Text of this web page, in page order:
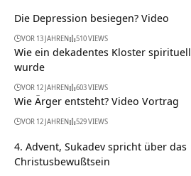
Die Depression besiegen? Video
VOR 13 JAHREN 510 VIEWS
Wie ein dekadentes Kloster spirituell
wurde
VOR 12 JAHREN 603 VIEWS
Wie Ärger entsteht? Video Vortrag
VOR 12 JAHREN 529 VIEWS
4. Advent, Sukadev spricht über das
Christusbewußtsein